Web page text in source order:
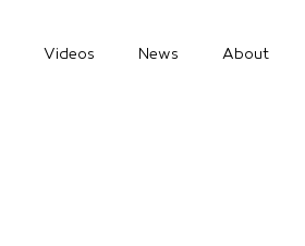
Videos News About